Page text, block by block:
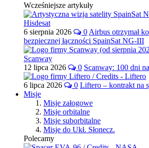
Wcześniejsze artykuły
6 sierpnia 2026 0 Airbus otrzymał
bezpiecznej łączności SpainSat NG-III
12 lipca 2026 0 Scanway: 100 dni
6 lipca 2026 0 Liftero – kontrakt na
Misje
Misje załogowe
Misje orbitalne
Misje suborbitalne
Misje do Ukł. Słonecz.
Polecamy